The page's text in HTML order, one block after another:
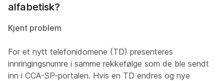
alfabetisk?
Kjent problem
For et nytt telefonidomene (TD) presenteres
innringingsnumre i samme rekkefølge som de ble sendt
inn i CCA-SP-portalen. Hvis en TD endres og nye